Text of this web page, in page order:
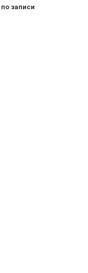
по записи